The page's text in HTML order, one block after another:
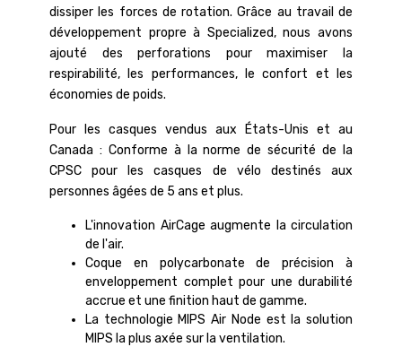
dissiper les forces de rotation. Grâce au travail de
développement propre à Specialized, nous avons
ajouté des perforations pour maximiser la
respirabilité, les performances, le confort et les
économies de poids.
Pour les casques vendus aux États-Unis et au
Canada : Conforme à la norme de sécurité de la
CPSC pour les casques de vélo destinés aux
personnes âgées de 5 ans et plus.
L'innovation AirCage augmente la circulation
de l'air.
Coque en polycarbonate de précision à
enveloppement complet pour une durabilité
accrue et une finition haut de gamme.
La technologie MIPS Air Node est la solution
MIPS la plus axée sur la ventilation.